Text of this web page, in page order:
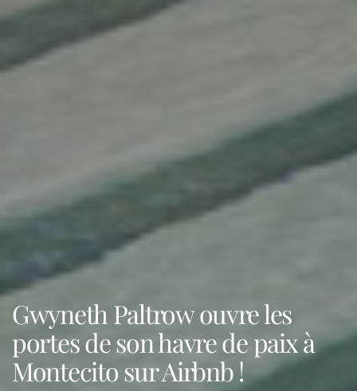
Gwyneth Paltrow ouvre les
portes de son havre de paix à
Montecito sur Airbnb !